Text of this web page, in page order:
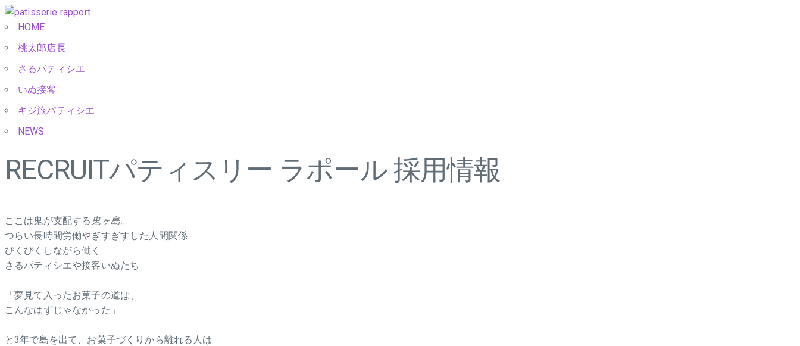
HOME
桃太郎店長
さるパティシエ
いぬ接客
キジ旅パティシエ
NEWS
RECRUITパティスリー ラポール 採用情報
ここは鬼が支配する 鬼ヶ島。
つらい長時間労働やぎすぎすした人間関係
びくびくしながら働く
さるパティシエや接客いぬたち
「夢見て入ったお菓子の道は、
こんなはずじゃなかった」
と3年で島を出て、お菓子づくりから離れる人は